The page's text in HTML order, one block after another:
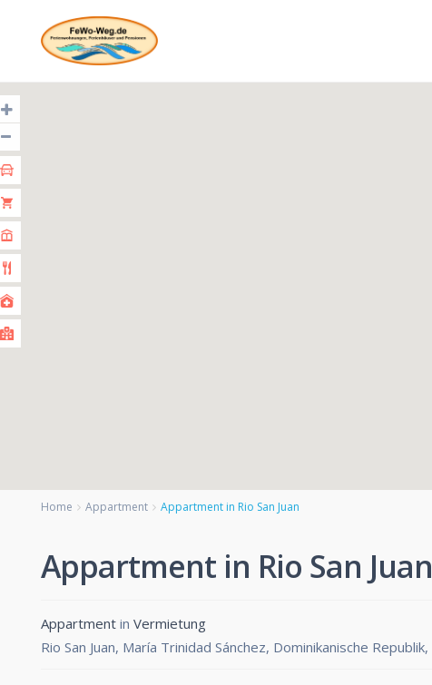
Home Appartment Appartment in Rio San Juan
Appartment in Rio San Juan
Appartment in Vermietung
Rio San Juan, María Trinidad Sánchez, Dominikanische Republik,